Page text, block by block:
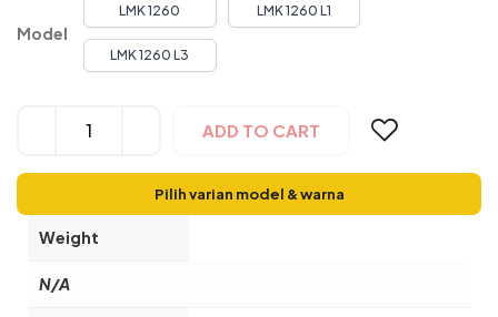
Model
LMK 1260 LMK 1260 L1
LMK 1260 L3
ADD TO CART
Pilih varian model & warna
Weight
N/A